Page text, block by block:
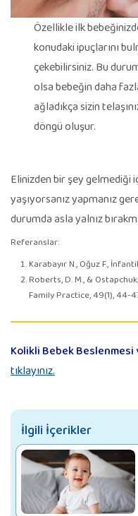
Özellikle ilk
konudaki ipuçlarını
çekebilirsiniz. Bu
olsa bebeğin daha
ağladıkça sizin
döngü oluşur.
Elinizden bir şey gelmediği
yaşıyorsanız yapmanız
durumda asla yalnız
Referanslar:
Karabayır N., Oğuz F.,
Roberts, D. M., &
Family Practice, 49(1), 44-
Kolikli BebekBeslenmesi
tıklayınız.
İlgili İçerikler